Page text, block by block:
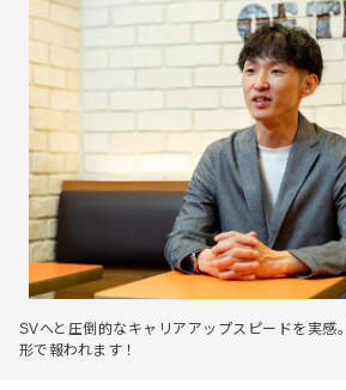
SVへと圧倒的なキャリアアップスピードを実感
形で報われます！